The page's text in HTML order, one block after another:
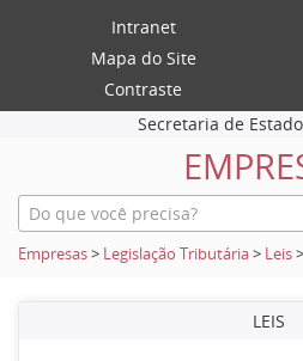
Intranet
Mapa do Site
Contraste
Secretaria de
Empresas> Legislação Tributária> Leis>
LEIS